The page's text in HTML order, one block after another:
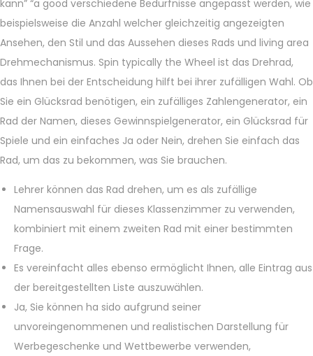
kann” “a good verschiedene Bedürfnisse angepasst werden, wie
beispielsweise die Anzahl welcher gleichzeitig angezeigten
Ansehen, den Stil und das Aussehen dieses Rads und living area
Drehmechanismus. Spin typically the Wheel ist das Drehrad,
das Ihnen bei der Entscheidung hilft bei ihrer zufälligen Wahl. Ob
Sie ein Glücksrad benötigen, ein zufälliges Zahlengenerator, ein
Rad der Namen, dieses Gewinnspielgenerator, ein Glücksrad für
Spiele und ein einfaches Ja oder Nein, drehen Sie einfach das
Rad, um das zu bekommen, was Sie brauchen.
Lehrer können das Rad drehen, um es als zufällige
Namensauswahl für dieses Klassenzimmer zu verwenden,
kombiniert mit einem zweiten Rad mit einer bestimmten
Frage.
Es vereinfacht alles ebenso ermöglicht Ihnen, alle Eintrag aus
der bereitgestellten Liste auszuwählen.
Ja, Sie können ha sido aufgrund seiner
unvoreingenommenen und realistischen Darstellung für
Werbegeschenke und Wettbewerbe verwenden,